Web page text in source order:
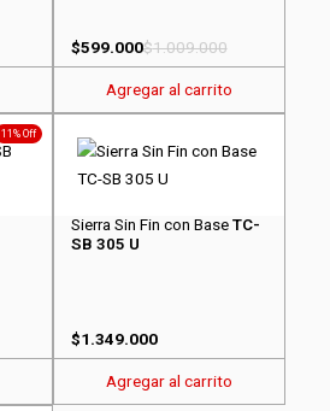
$1.009.000
$599.000
Agregar al carrito
11% Off
Sierra Sin Fin con Base TC-
SB 305 U
$1.349.000
Agregar al carrito